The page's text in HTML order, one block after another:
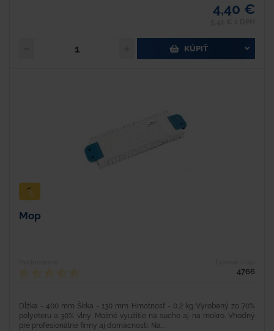
4,40 €
KÚPIŤ
Mop
4766
Dĺžka - 400 mm Šírka - 130 mm Hmotnosť - 0,2 kg Vyrobený zo 70%
polyeteru a 30% vlny. Možné využitie na sucho aj na mokro. Vhodný
pre profesionálne firmy aj domácnosti. Na...